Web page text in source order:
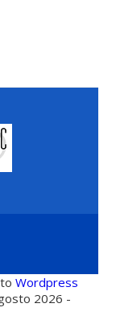
Wordpress
2026 -